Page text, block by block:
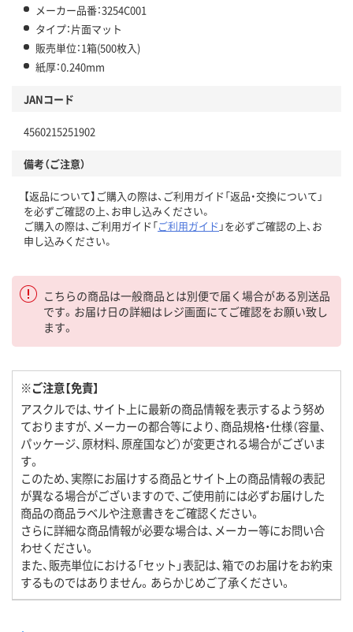
メーカー品番：3254C001
タイプ：片面マット
販売単位：1箱(500枚入)
紙厚：0.240mm
JANコード
4560215251902
備考（ご注意）
【返品について】ご購入の際は、ご利用ガイド「返品・交換について」
を必ずご確認の上、お申し込みください。
ご購入の際は、ご利用ガイド「ご利用ガイド 」を必ずご確認の上、お
申し込みください。
こちらの商品は一般商品とは別便で届く場合がある別送品
です。お届け日の詳細はレジ画面にてご確認をお願い致し
ます。
※ご注意【免責】
アスクルでは、サイト上に最新の商品情報を表示するよう努め
ておりますが、メーカーの都合等により、商品規格・仕様（容量、
パッケージ、原材料、原産国など）が変更される場合がございま
す。
このため、実際にお届けする商品とサイト上の商品情報の表記
が異なる場合がございますので、ご使用前には必ずお届けした
商品の商品ラベルや注意書きをご確認ください。
さらに詳細な商品情報が必要な場合は、メーカー等にお問い合
わせください。
また、販売単位における「セット」表記は、箱でのお届けをお約束
するものではありません。あらかじめご了承ください。